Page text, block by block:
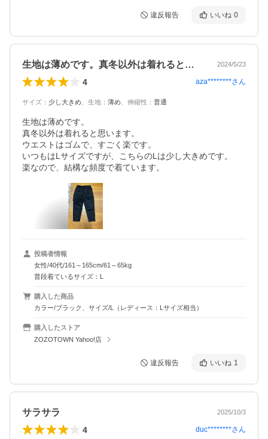
違反報告 いいね 0
生地は薄めです。真冬以外は着れると思い… 2024/5/23
4 aza********さん
サイズ ： 少し大きめ 生地 ： 薄め 伸縮性 ： 普通
生地は薄めです。
真冬以外は着れると思います。
ウエストはゴムで、すごく楽です。
いつもはLサイズですが、こちらのLは少し大きめです。
投稿者情報
女性/40代/161～165cm/61～65kg
普段着ているサイズ：L
購入した商品
カラー/ブラック、サイズ/L（レディース：Lサイズ相当）
購入したストア
ZOZOTOWN Yahoo!店
違反報告 いいね 1
サラサラ 2025/10/3
4 duc********さん